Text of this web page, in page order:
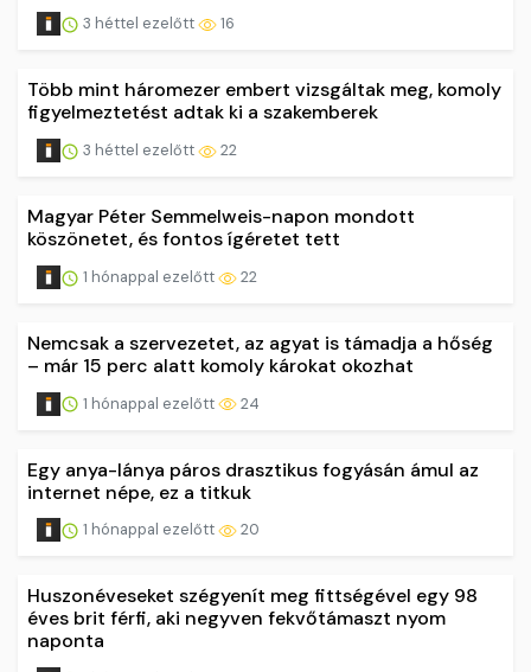
3 héttel ezelőtt 16
Több mint háromezer embert vizsgáltak meg, komoly
figyelmeztetést adtak ki a szakemberek
3 héttel ezelőtt 22
Magyar Péter Semmelweis-napon mondott
köszönetet, és fontos ígéretet tett
1 hónappal ezelőtt 22
Nemcsak a szervezetet, az agyat is támadja a hőség
– már 15 perc alatt komoly károkat okozhat
1 hónappal ezelőtt 24
Egy anya-lánya páros drasztikus fogyásán ámul az
internet népe, ez a titkuk
1 hónappal ezelőtt 20
Huszonéveseket szégyenít meg fittségével egy 98
éves brit férfi, aki negyven fekvőtámaszt nyom
naponta